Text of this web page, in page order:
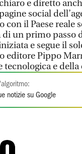
e diretto
social
con il Paese reale
un primo passo
e segue il
editore Pippo
tecnologica e della
notizie su Google